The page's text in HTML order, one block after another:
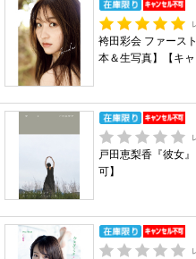
袴田彩会 ファース
本＆生写真】【キャ
戸田恵梨香『彼女
可】